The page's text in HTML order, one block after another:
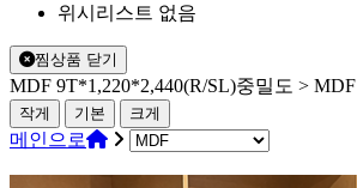
위시리스트 없음
찜상품 닫기
MDF 9T*1,220*2,440(R/SL)중밀도 > MDF
작게 기본 크게
메인으로